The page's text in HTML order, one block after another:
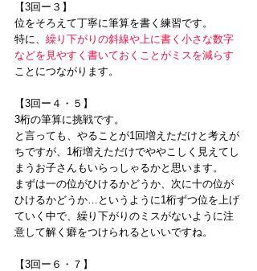
【3回ー３】
位をそろえて丁寧に筆算を書く練習です。
特に、 繰り下がりの斜線や上に書く小さな数字
などを見やすく書いておくことがミスを減らす
ことにつながります。
【3回ー４・５】
3桁の筆算に挑戦です。
と言っても、やることが1回増えただけと考えが
ちですが、1桁増えただけでややこしく見えてし
まうお子さんもいらっしゃるかと思います。
まずは一の位がひけるかどうか、次に十の位が
ひけるかどうか…というように1桁ずつ位を上げ
ていく中で、繰り下がりのミスがないように注
意して解く癖をつけられるといいですね。
【3回ー６・７】